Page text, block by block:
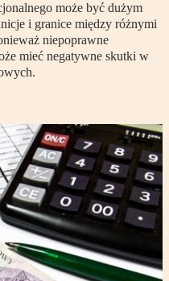
może być dużym
i granice między różnymi
niepoprawne
mieć negatywne skutki w